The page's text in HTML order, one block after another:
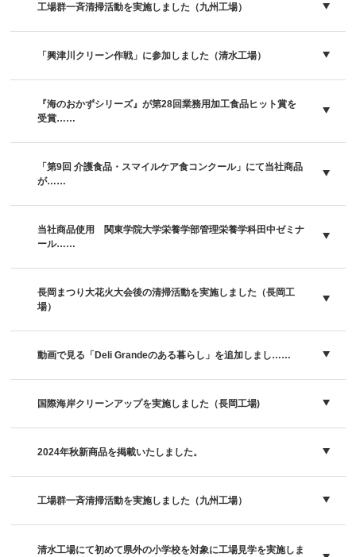
工場群一斉清掃活動を実施しました（九州工場）
「興津川クリーン作戦」に参加しました（清水工場）
『海のおかずシリーズ』が第28回業務用加工食品ヒット賞を
受賞……
「第9回 介護食品・スマイルケア食コンクール」にて当社商品
が……
当社商品使用 関東学院大学栄養学部管理栄養学科田中ゼミナ
ール……
長岡まつり大花火大会後の清掃活動を実施しました（長岡工
場）
動画で見る「Deli Grandeのある暮らし」を追加しまし……
国際海岸クリーンアップを実施しました（長岡工場)
2024年秋新商品を掲載いたしました。
工場群一斉清掃活動を実施しました（九州工場）
清水工場にて初めて県外の小学校を対象に工場見学を実施しま